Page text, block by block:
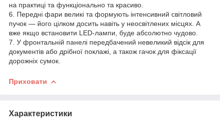
на практиці та функціонально та красиво.
6. Передні фари великі та формують інтенсивний світловий
пучок — його цілком досить навіть у неосвітлених місцях. А
вже якщо встановити LED-лампи, буде абсолютно чудово.
7. У фронтальній панелі передбачений невеликий відсік для
документів або дрібної поклажі, а також гачок для фіксації
дорожніх сумок.
Приховати
Характеристики